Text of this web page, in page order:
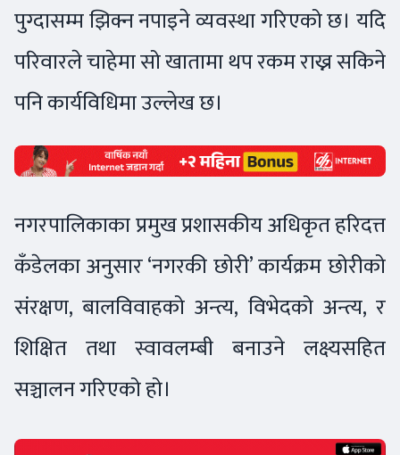
पुग्दासम्म झिक्न नपाइने व्यवस्था गरिएको छ। यदि
परिवारले चाहेमा सो खातामा थप रकम राख्न सकिने
पनि कार्यविधिमा उल्लेख छ।
नगरपालिकाका प्रमुख प्रशासकीय अधिकृत हरिदत्त
कँडेलका अनुसार ‘नगरकी छोरी’ कार्यक्रम छोरीको
संरक्षण, बालविवाहको अन्त्य, विभेदको अन्त्य, र
शिक्षित तथा स्वावलम्बी बनाउने लक्ष्यसहित
सञ्चालन गरिएको हो।